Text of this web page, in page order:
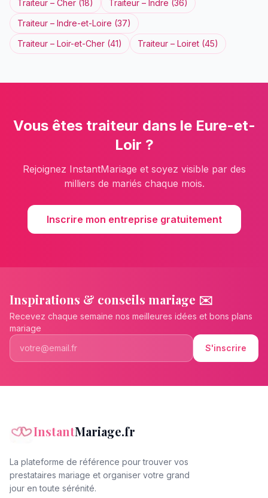
Traiteur – Cher (18) Traiteur – Indre (36)
Traiteur – Indre-et-Loire (37)
Traiteur – Loir-et-Cher (41) Traiteur – Loiret (45)
Vous êtes traiteur dans le Eure-et-
Loir ?
Rejoignez InstantMariage et soyez visible par des
milliers de mariés chaque mois.
Inscrire mon entreprise gratuitement
Inspirations & conseils mariage ✉️
Recevez chaque semaine nos meilleures idées et bons plans
mariage
S'inscrire
InstantMariage.fr
La plateforme de référence pour trouver vos
prestataires mariage et organiser votre grand
jour en toute sérénité.